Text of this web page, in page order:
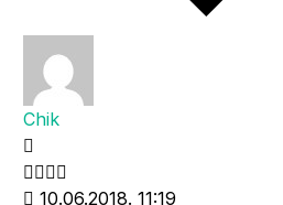
Chik
10.06.2018. 11:19